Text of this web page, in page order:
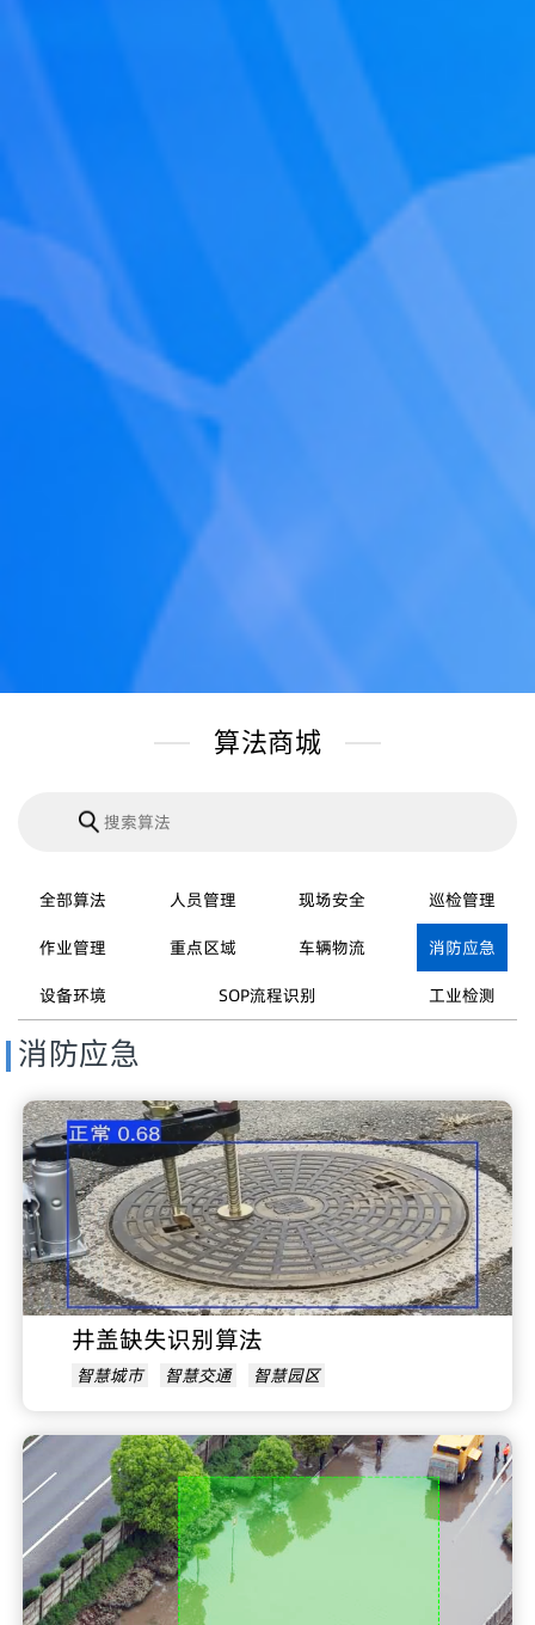
算法商城
全部算法 人员管理 现场安全
巡检管理
作业管理
重点区域 车辆物流
消防应急
设备环境
SOP流程识别 工业检测
消防应急
井盖缺失识别算法
智慧城市 智慧交通 智慧园区